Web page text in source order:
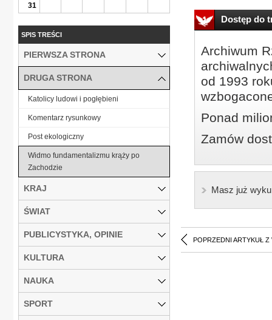
Dostęp do
Archiwum
od 1993
Ponad
Zamów
Masz już
POPRZEDNI ARTYKUŁ Z
31
SPIS TREŚCI
PIERWSZA STRONA
DRUGA STRONA
Katolicy ludowi i pogłębieni
Komentarz rysunkowy
Post ekologiczny
Widmo fundamentalizmu krąży po
Zachodzie
KRAJ
ŚWIAT
PUBLICYSTYKA, OPINIE
KULTURA
NAUKA
SPORT